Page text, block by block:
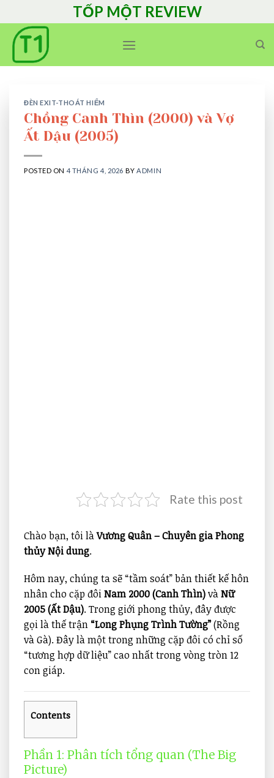
to
content
TỐP MỘT REVIEW
ĐÈN EXIT-THOÁT HIỂM
Chồng Canh Thìn (2000) và Vợ
Ất Dậu (2005)
POSTED ON 4 THÁNG 4, 2026 BY ADMIN
Rate this post
Chào bạn, tôi làVương Quân – Chuyên gia Phong
thủy Nội dung.
Hôm nay, chúng ta sẽ “tầm soát” bản thiết kế hôn
nhân cho cặp đôiNam 2000 (Canh Thìn)vàNữ
2005 (Ất Dậu). Trong giới phong thủy, đây được
gọi là thế trận “Long Phụng Trình Tường”(Rồng
và Gà). Đây là một trong những cặp đôi có chỉ số
“tương hợp dữ liệu” cao nhất trong vòng tròn 12
con giáp.
Contents
Phần 1: Phân tích tổng quan (The Big
Picture)